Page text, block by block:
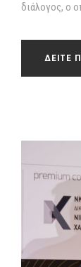
διάλογος, ο
ΔΕΙΤΕ